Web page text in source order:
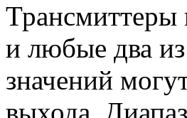
Трансмиттеры
и любые два
значений